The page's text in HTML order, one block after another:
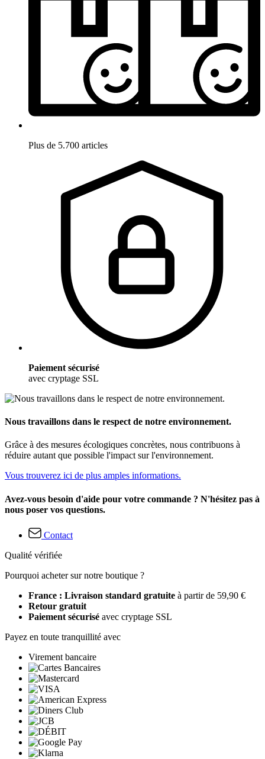
Plus de 5.700 articles
Paiement sécurisé
avec cryptage SSL
Nous travaillons dans le respect de notre environnement.
Grâce à des mesures écologiques concrètes, nous contribuons à
réduire autant que possible l'impact sur l'environnement.
Vous trouverez ici de plus amples informations.
Avez-vous besoin d'aide pour votre commande ? N'hésitez pas à
nous poser vos questions.
Contact
Qualité vérifiée
Pourquoi acheter sur notre boutique ?
France : Livraison standard gratuite à partir de 59,90 €
Retour gratuit
Paiement sécurisé avec cryptage SSL
Payez en toute tranquillité avec
Virement bancaire